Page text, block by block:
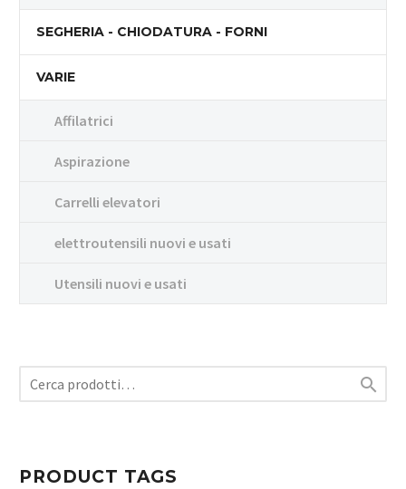
SEGHERIA - CHIODATURA - FORNI
VARIE
Affilatrici
Aspirazione
Carrelli elevatori
elettroutensili nuovi e usati
Utensili nuovi e usati

PRODUCT TAGS